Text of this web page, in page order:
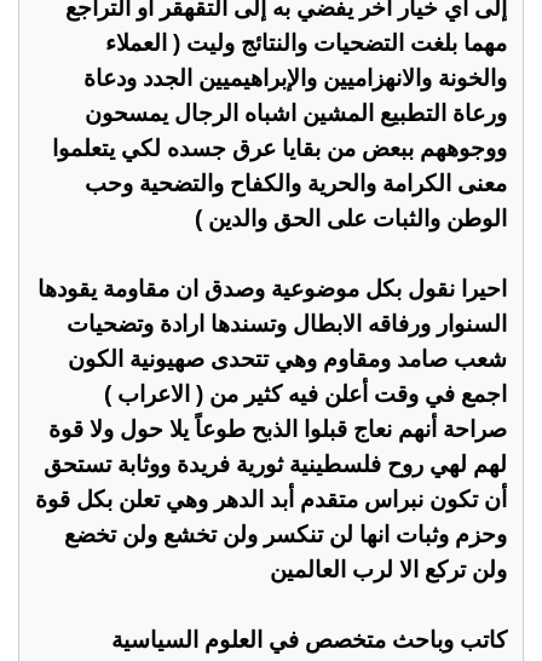
إلى أي خيار آخر يفضي به إلى التقهقر او التراجع
مهما بلغت التضحيات والنتائج وليت ( العملاء
والخونة والانهزاميين والإبراهيميين الجدد ودعاة
ورعاة التطبيع المشين اشباه الرجال يمسحون
ووجوههم ببعض من بقايا عرق جسده لكي يتعلموا
معنى الكرامة والحرية والكفاح والتضحية وحب
الوطن والثبات على الحق والدين )
احيرا نقول بكل موضوعية وصدق ان مقاومة يقودها
السنوار ورفاقه الابطال وتسندها ارادة وتضحيات
شعب صامد ومقاوم وهي تتحدى صهيونية الكون
اجمع في وقت أعلن فيه كثير من ( الاعراب )
صراحة أنهم نعاج قبلوا الذبح طوعاً يلا حول ولا قوة
لهم لهي روح فلسطينية ثورية فريدة ووثابة تستحق
أن تكون نبراس متقدم أبد الدهر وهي تعلن بكل قوة
وحزم وثبات انها لن تنكسر ولن تخشع ولن تخضع
ولن تركع الا لرب العالمين
كاتب وباحث متخصص في العلوم السياسية